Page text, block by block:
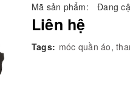
Mã sản phẩm:
Đang
Liên hệ
Tags: móc quần áo,